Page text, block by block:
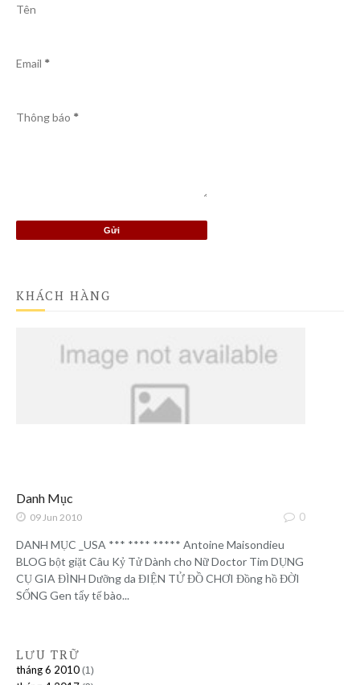
Tên
Email *
Thông báo *
KHÁCH HÀNG
Danh Mục
09 Jun 2010 0
DANH MỤC _USA *** **** ***** Antoine Maisondieu
BLOG bột giặt Câu Kỷ Tử Dành cho Nữ Doctor Tim DỤNG
CỤ GIA ĐÌNH Dưỡng da ĐIỆN TỬ ĐỒ CHƠI Đồng hồ ĐỜI
SỐNG Gen tẩy tế bào...
LƯU TRỮ
tháng 6 2010 (1)